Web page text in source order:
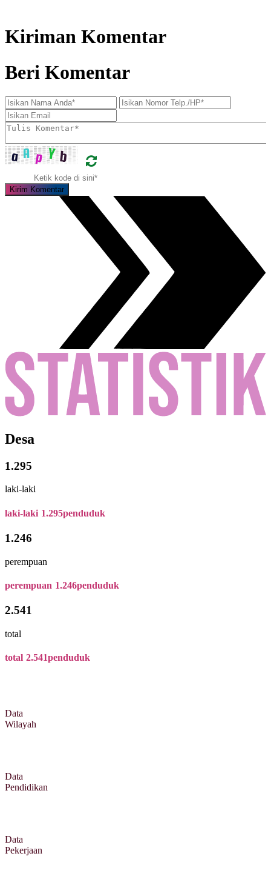
Kiriman Komentar
Beri Komentar
Desa
1.295
laki-laki
laki-laki 1.295penduduk
1.246
perempuan
perempuan 1.246penduduk
2.541
total
total 2.541penduduk
Data
Wilayah
Data
Pendidikan
Data
Pekerjaan